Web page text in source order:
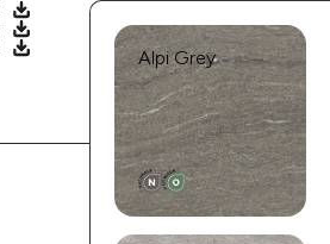
Alpi Grey